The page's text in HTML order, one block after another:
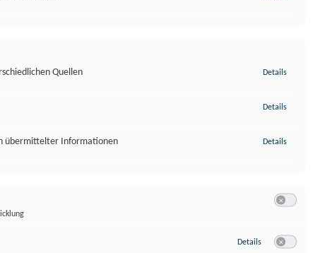
Quellen
Details
Details
übermittelter Informationen Details
Details zu Google Analytics